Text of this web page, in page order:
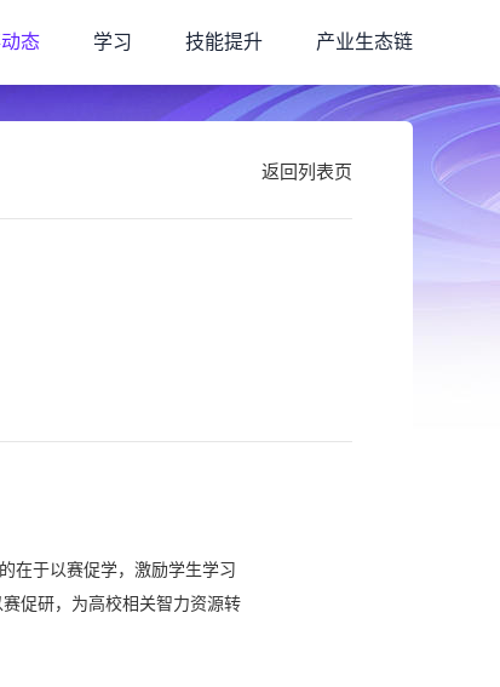
态 学习 技能提升 产业生态链
返回列表页
在于以赛促学，激励学生学习
促研，为高校相关智力资源转